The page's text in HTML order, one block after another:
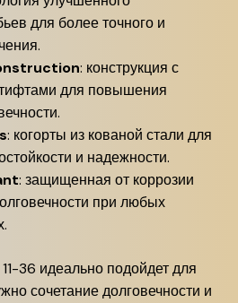
для более точного и
: конструкция с
для повышения
: когорты из кованой стали для
и надежности.
: защищенная от коррозии
при любых
36 идеально подойдет для
сочетание долговечности и